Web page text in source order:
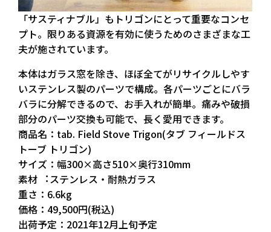
「サスティナブル」もトリゴンにとって重要なコンセ
プト。限りある資源を有効に使うためのさまざまな工
夫が施されています。
本体はガラス窓を除き、ほぼ全てがリサイクルしやす
いステンレス製のパーツで構成。各パーツごとにバラ
バラに分解できるので、お手入れが簡単。痛みや破損
部分のパーツ交換も可能で、長く愛用できます。
商品名：tab. Field Stove Trigon(タブ フィールドス
トーブ トリゴン)
サイズ：幅300×高さ510×奥行310mm
素材 ︓ステンレス・耐熱ガラス
重さ：6.6kg
価格：49,500円(税込)
出荷予定：2021年12月上旬予定